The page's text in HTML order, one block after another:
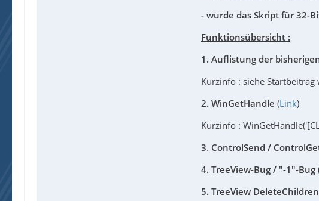
- wurde das Skript für 32-
Funktionsübersicht :
1. Auflistung der
Kurzinfo : siehe Startbeitrag
2. WinGetHandle (Link)
Kurzinfo :
3. ControlSend /
4. TreeView-Bug / "-1"-Bug
5. TreeView